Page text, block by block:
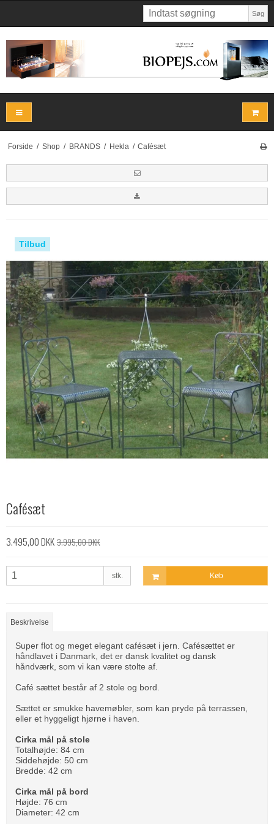
Søg
Forside / Shop / BRANDS / Hekla / Cafésæt
Tilbud
Cafésæt
3.495,00 DKK3.995,00 DKK
stk. Køb
Beskrivelse
Super flot og meget elegant cafésæt i jern. Cafésættet er
håndlavet i Danmark, det er dansk kvalitet og dansk
håndværk, som vi kan være stolte af.
Café sættet består af 2 stole og bord.
Sættet er smukke havemøbler, som kan pryde på terrassen,
eller et hyggeligt hjørne i haven.
Cirka mål på stole
Totalhøjde: 84 cm
Siddehøjde: 50 cm
Bredde: 42 cm
Cirka mål på bord
Højde: 76 cm
Diameter: 42 cm